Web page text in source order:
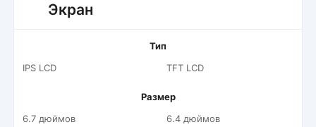
Экран
Тип
IPS LCD
TFT LCD
Размер
6.7 дюймов
6.4 дюймов